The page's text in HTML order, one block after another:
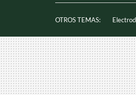
OTROS TEMAS: